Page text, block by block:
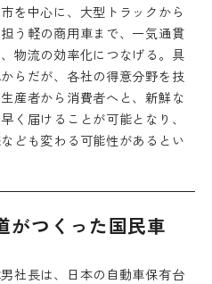
を中心に、大型トラックから
う軽の商用車まで、一気通貫
物流の効率化につなげる。具
らだが、各社の得意分野を技
産者から消費者へと、新鮮な
く届けることが可能となり、
ども変わる可能性があるとい
がつくった国民車
社長は、日本の自動車保有台